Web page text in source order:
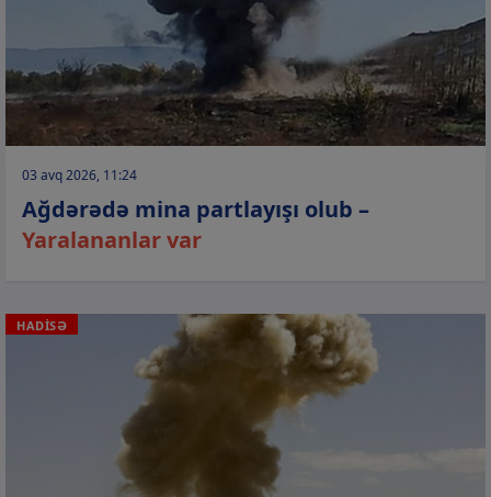
03 avq 2026, 11:24
Ağdərədə mina partlayışı olub –
Yaralananlar var
HADİSƏ